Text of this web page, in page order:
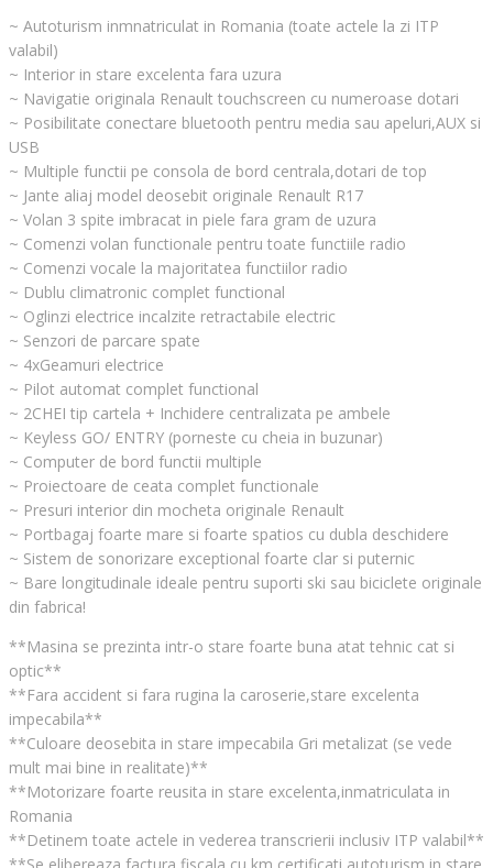
~ Autoturism inmnatriculat in Romania (toate actele la zi ITP
valabil)
~ Interior in stare excelenta fara uzura
~ Navigatie originala Renault touchscreen cu numeroase dotari
~ Posibilitate conectare bluetooth pentru media sau apeluri,AUX si
USB
~ Multiple functii pe consola de bord centrala,dotari de top
~ Jante aliaj model deosebit originale Renault R17
~ Volan 3 spite imbracat in piele fara gram de uzura
~ Comenzi volan functionale pentru toate functiile radio
~ Comenzi vocale la majoritatea functiilor radio
~ Dublu climatronic complet functional
~ Oglinzi electrice incalzite retractabile electric
~ Senzori de parcare spate
~ 4xGeamuri electrice
~ Pilot automat complet functional
~ 2CHEI tip cartela + Inchidere centralizata pe ambele
~ Keyless GO/ ENTRY (porneste cu cheia in buzunar)
~ Computer de bord functii multiple
~ Proiectoare de ceata complet functionale
~ Presuri interior din mocheta originale Renault
~ Portbagaj foarte mare si foarte spatios cu dubla deschidere
~ Sistem de sonorizare exceptional foarte clar si puternic
~ Bare longitudinale ideale pentru suporti ski sau biciclete originale
din fabrica!
**Masina se prezinta intr-o stare foarte buna atat tehnic cat si
optic**
**Fara accident si fara rugina la caroserie,stare excelenta
impecabila**
**Culoare deosebita in stare impecabila Gri metalizat (se vede
mult mai bine in realitate)**
**Motorizare foarte reusita in stare excelenta,inmatriculata in
Romania
**Detinem toate actele in vederea transcrierii inclusiv ITP valabil**